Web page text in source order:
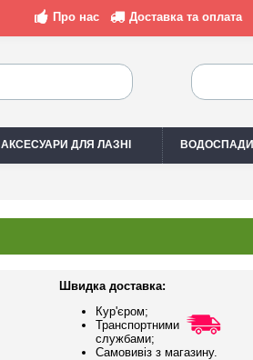
Про нас Доставка та оплата
АКСЕСУАРИ ДЛЯ ЛАЗНІ ВОДОСПАДИ
Швидка доставка:
Кур'єром;
Транспортними
службами;
Самовивіз з магазину.